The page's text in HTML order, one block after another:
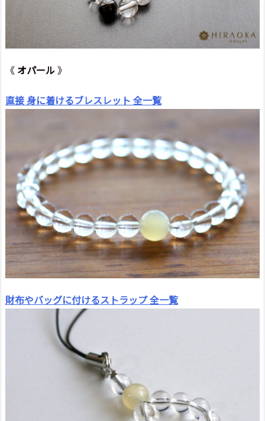
《 オパール》
直接 身に着けるブレスレット 全一覧
財布やバッグに付けるストラップ 全一覧